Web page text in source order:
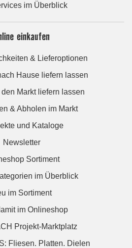
im Überblick
einkaufen
& Lieferoptionen
Hause liefern lassen
Markt liefern lassen
& Abholen im Markt
und Kataloge
Newsletter
Sortiment
im Überblick
im Sortiment
im Onlineshop
Projekt-Marktplatz
Fliesen. Platten. Dielen